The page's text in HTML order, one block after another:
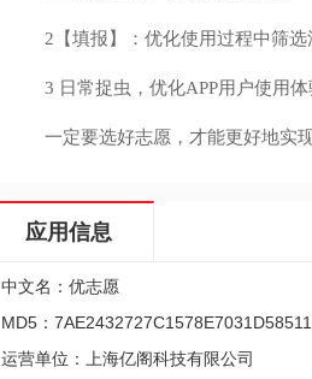
2【填报】：优化使用过程中筛选
3 日常捉虫，优化APP用户使用体
一定要选好志愿，才能更好地实现
应用信息
中文名：优志愿
MD5：
运营单位：上海亿阁科技有限公司